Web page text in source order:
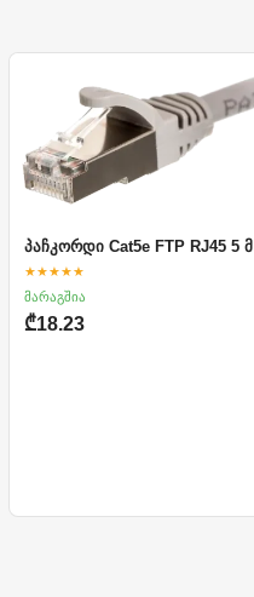
პაჩკორდი Cat5e FTP RJ45 5 მ
★★★★★
მარაგშია
₾18.23